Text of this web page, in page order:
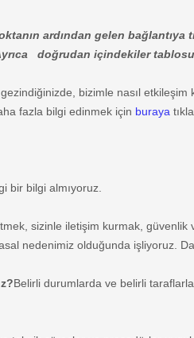
ardından gelen
doğrudan içindekiler
bizimle nasıl
fazla bilgi edinmek için buraya
bir bilgi almıyoruz.
sizinle iletişim kurmak, güvenlik
nedenimiz olduğunda işliyoruz.
Belirli durumlarda ve belirli